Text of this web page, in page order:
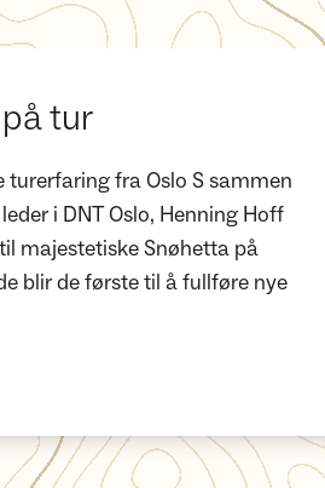
tur
fra Oslo S sammen
i DNT Oslo, Henning Hoff
majestetiske Snøhetta på
blir de første til å fullføre nye